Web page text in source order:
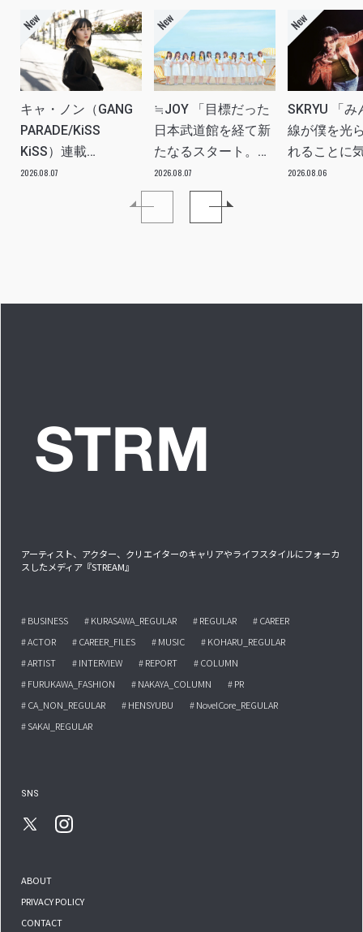
キャ・ノン（GANG
PARADE/KiSS
KiSS）連載
vol.113「読者からの
質問”のんちゃんはラ
2026.08.07
≒JOY 「目標だった
日本武道館を経て新
たなるスタート。
≒JOYにしかない魅
力を磨いていきた
2026.08.07
SKRYU 「み
線が僕を光
れることに
た」
2026.08.06
アーティスト、アクター、クリエイターのキャリアやライフスタイルにフォーカ
スしたメディア『STREAM』
# BUSINESS # KURASAWA_REGULAR # REGULAR
# CAREER
# ACTOR
# CAREER_FILES # MUSIC
# KOHARU_REGULAR
# ARTIST
# INTERVIEW # REPORT
# COLUMN
# FURUKAWA_FASHION
# NAKAYA_COLUMN
# PR
# CA_NON_REGULAR
# HENSYUBU
# NovelCore_REGULAR
# SAKAI_REGULAR
SNS
ABOUT
PRIVACY POLICY
CONTACT